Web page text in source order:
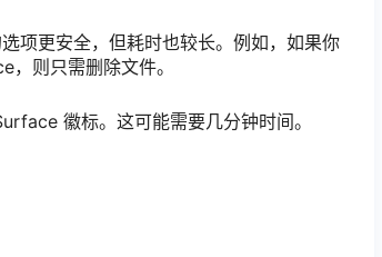
项更安全，但耗时也较长。例如，如果你
则只需删除文件。
徽标。这可能需要几分钟时间。